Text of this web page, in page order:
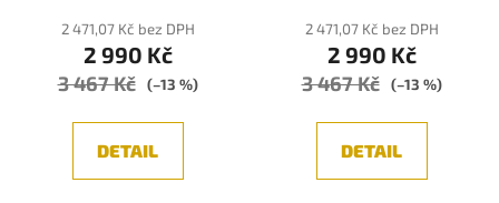
2 471,07 Kč bez DPH
2 990 Kč
3 467 Kč (–13 %)
DETAIL
2 471,07 Kč bez DPH
2 990 Kč
3 467 Kč (–13 %)
DETAIL